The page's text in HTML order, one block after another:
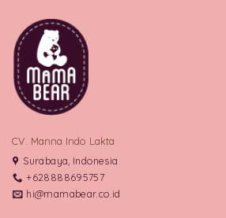
CV. Manna Indo Lakta
Surabaya, Indonesia
+628888695757
hi@mamabear.co.id